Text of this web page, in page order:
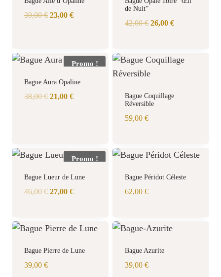
39,00€ Le
39,00 €.
23,00 €Le
23,00 €.
de Nuit”
42,00€ Le
était :
42,00 €.
26,00 €Le
est :
Promo !
Bague Aura Opaline
38,00€ Le
21,00 €Le
Bague Coquillage
Réversible
59,00 €
Promo !
Bague Lueur de Lune
46,00€ Le
était :
27,00 €Le
est :
Bague Péridot Céleste
62,00 €
Bague Pierre de Lune
39,00 €
Bague Azurite
39,00 €